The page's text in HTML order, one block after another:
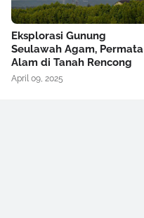
Eksplorasi Gunung
Seulawah Agam, Permata
Alam di Tanah Rencong
April 09, 2025